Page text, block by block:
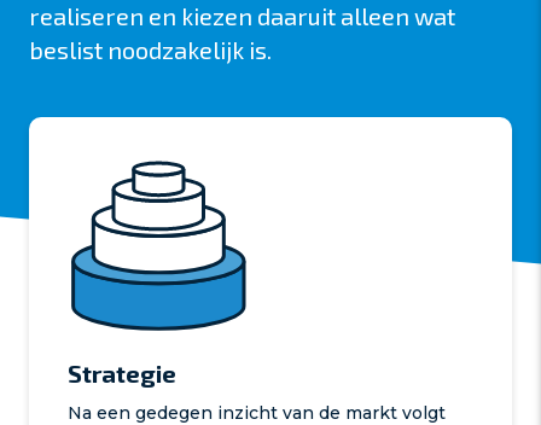
realiseren en kiezen daaruit alleen wat
beslist noodzakelijk is.
Strategie
Na een gedegen inzicht van de markt volgt